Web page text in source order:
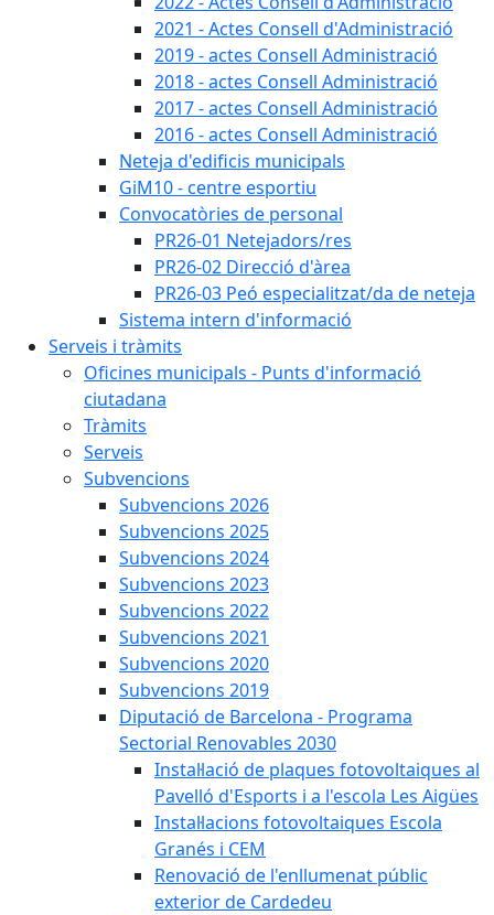
2021 - Actes Consell d'Administració
2019 - actes Consell Administració
2018 - actes Consell Administració
2017 - actes Consell Administració
2016 - actes Consell Administració
Neteja d'edificis municipals
GiM10 - centre esportiu
Convocatòries de personal
PR26-01 Netejadors/res
PR26-02 Direcció d'àrea
PR26-03 Peó especialitzat/da de neteja
Sistema intern d'informació
Serveis i tràmits
Oficines municipals - Punts d'informació
ciutadana
Tràmits
Serveis
Subvencions
Subvencions 2026
Subvencions 2025
Subvencions 2024
Subvencions 2023
Subvencions 2022
Subvencions 2021
Subvencions 2020
Subvencions 2019
Diputació de Barcelona - Programa
Sectorial Renovables 2030
Instal·lació de plaques fotovoltaiques al
Pavelló d'Esports i a l'escola Les Aigües
Instal·lacions fotovoltaiques Escola
Granés i CEM
Renovació de l'enllumenat públic
exterior de Cardedeu